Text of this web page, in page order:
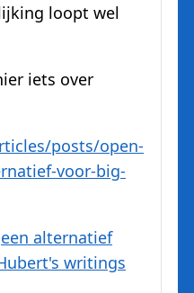
loopt wel
iets over
posts/open-
voor-big-
alternatief
writings